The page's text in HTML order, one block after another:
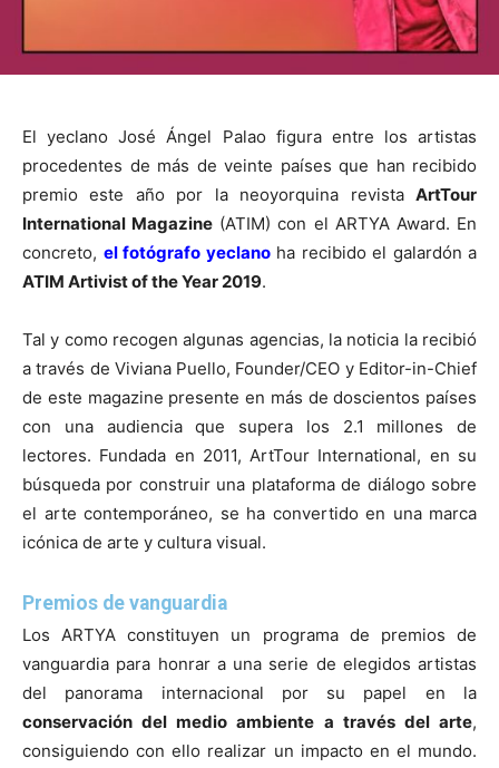
El yeclano José Ángel Palao figura entre los artistas
procedentes de más de veinte países que han recibido
premio este año por la neoyorquina revista ArtTour
International Magazine (ATIM) con el ARTYA Award. En
concreto, el fotógrafo yeclanoha recibido el galardón a
ATIM Artivist of the Year 2019.
Tal y como recogen algunas agencias, la noticia la recibió
a través de Viviana Puello, Founder/CEO y Editor-in-Chief
de este magazine presente en más de doscientos países
con una audiencia que supera los 2.1 millones de
lectores. Fundada en 2011, ArtTour International, en su
búsqueda por construir una plataforma de diálogo sobre
el arte contemporáneo, se ha convertido en una marca
icónica de arte y cultura visual.
Premios de vanguardia
Los ARTYA constituyen un programa de premios de
vanguardia para honrar a una serie de elegidos artistas
del panorama internacional por su papel en la
conservación del medio ambiente a través del arte,
consiguiendo con ello realizar un impacto en el mundo.